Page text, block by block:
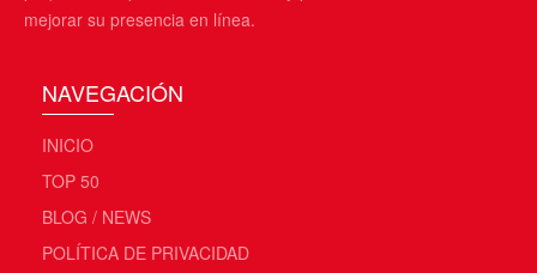
mejorar su presencia en línea.
NAVEGACIÓN
INICIO
TOP 50
BLOG / NEWS
POLÍTICA DE PRIVACIDAD